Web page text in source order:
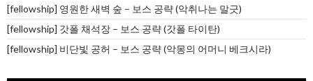
[fellowship] 영원한 새벽 숲 – 보스 공략 (악취나는 말긋)
[fellowship] 갓폴 채석장 – 보스 공략 (갓폴 타이탄)
[fellowship] 비단빛 공허 – 보스 공략 (악몽의 어머니 베크시라)